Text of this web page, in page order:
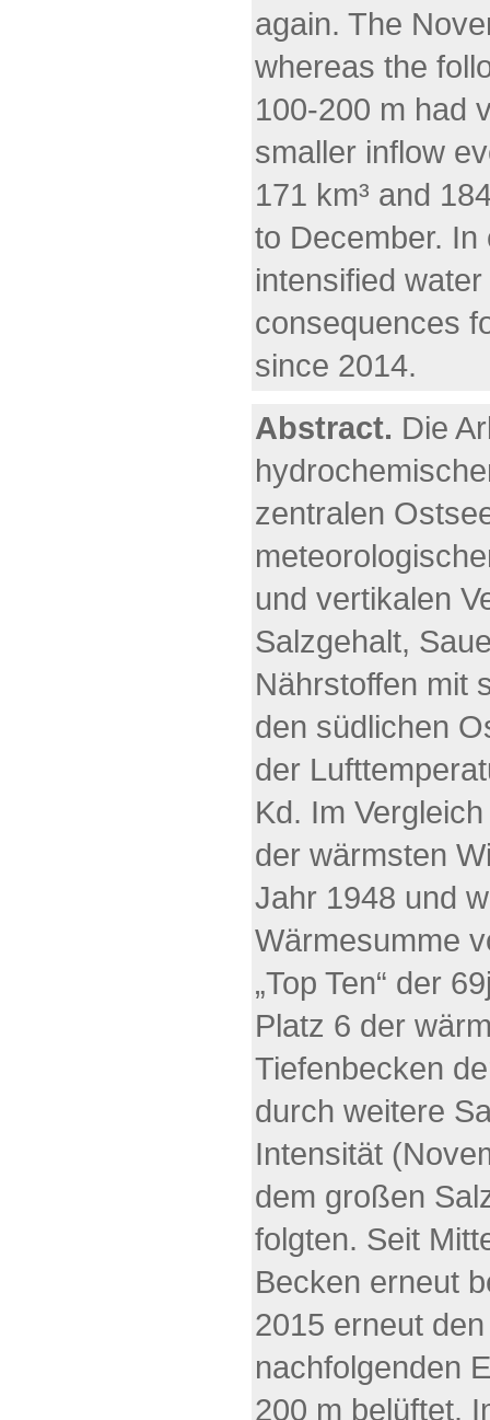
again. The
whereas the
100-200 m had
smaller inflow
171 km³ and
to December.
intensified
consequences
since 2014.
Abstract. Die
zentralen
und vertikalen
Salzgehalt,
Nährstoffen mit
den südlichen
der
Kd. Im
der wärmsten
Jahr 1948 und
Wärmesumme
„Top Ten“ der
Platz 6 der
Tiefenbecken
durch weitere
Intensität
dem großen
folgten. Seit
Becken erneut
2015 erneut
nachfolgenden
200 m belüftet.